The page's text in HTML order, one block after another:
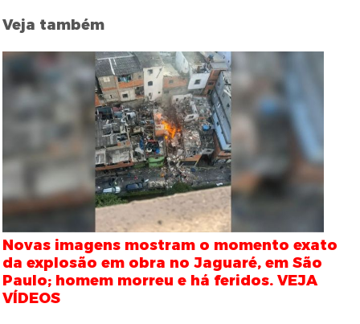
Veja também
Novas imagens mostram o momento exato
da explosão em obra no Jaguaré, em São
Paulo; homem morreu e há feridos. VEJA
VÍDEOS